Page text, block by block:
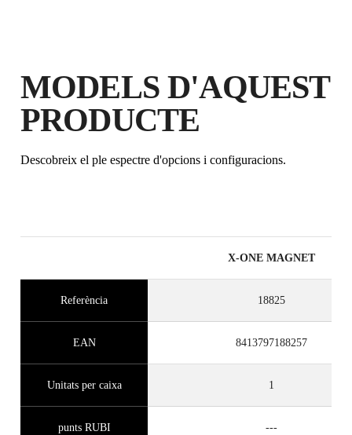
MODELS D'AQUEST
PRODUCTE
Descobreix el ple espectre d'opcions i configuracions.
X-ONE MAGNET
Referència 18825
EAN 8413797188257
Unitats per caixa 1
punts RUBI ---